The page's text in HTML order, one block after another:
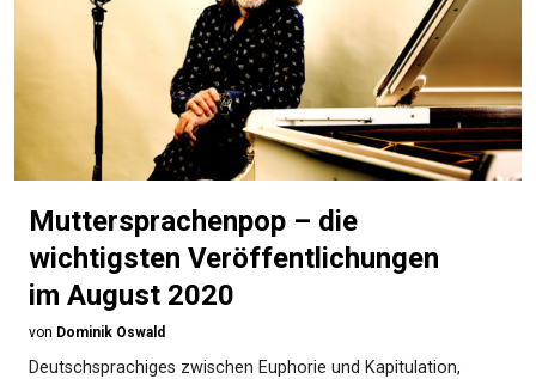
Muttersprachenpop – die
wichtigsten Veröffentlichungen
im August 2020
von Dominik Oswald
Deutschsprachiges zwischen Euphorie und Kapitulation,